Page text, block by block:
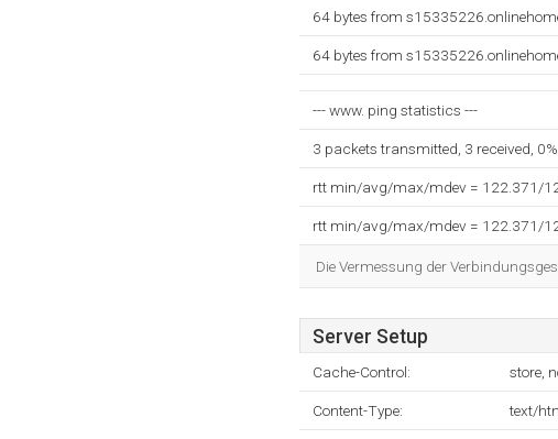
64 bytes from
64 bytes from
--- www. ping statistics ---
3 packets transmitted, 3 received,
rtt min/avg/max/mdev = 122.371/
rtt min/avg/max/mdev = 122.371/
Die Vermessung der
Server Setup
Cache-Control: store,
Content-Type: text/